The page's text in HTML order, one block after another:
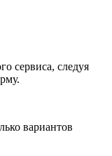
сервиса, следуя
вариантов